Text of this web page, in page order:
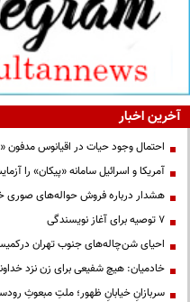
آخرین اخبار
احتمال وجود حیات در اقیانوس مدفون
آمریکا و اسرائیل سامانه «پیکان» را
هشدار درباره فروش حواله‌های صوری
۷ توصیه برای آغاز نویسندگی
احیای شن‌چاله‌های جنوب تهران درکمیسیون
خادمیان: هیچ شفیعی برای زن نزد
سربازانِ خیابانِ ظهور؛ ملتِ مبعوثِ